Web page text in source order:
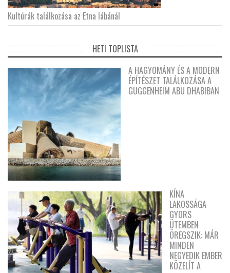
Kultúrák találkozása az Etna lábánál
HETI TOPLISTA
A HAGYOMÁNY ÉS A MODERN
ÉPÍTÉSZET TALÁLKOZÁSA A
GUGGENHEIM ABU DHABIBAN
KÍNA
LAKOSSÁGA
GYORS
ÜTEMBEN
ÖREGSZIK: MÁR
MINDEN
NEGYEDIK EMBER
KÖZELÍT A